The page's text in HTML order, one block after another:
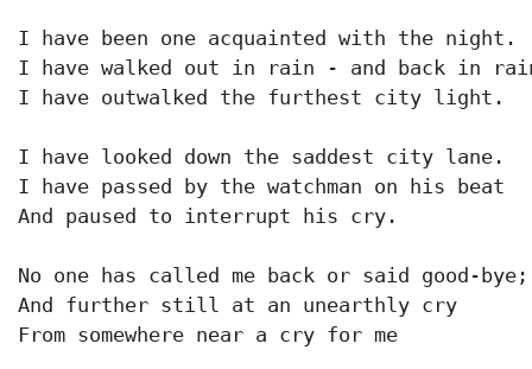
I have been one acquainted with the night.
I have walked out in rain - and back in
I have outwalked the furthest city light.
I have looked down the saddest city lane.
I have passed by the watchman on his beat
And paused to interrupt his cry.
No one has called me back or said good-bye;
And further still at an unearthly cry
From somewhere near a cry for me